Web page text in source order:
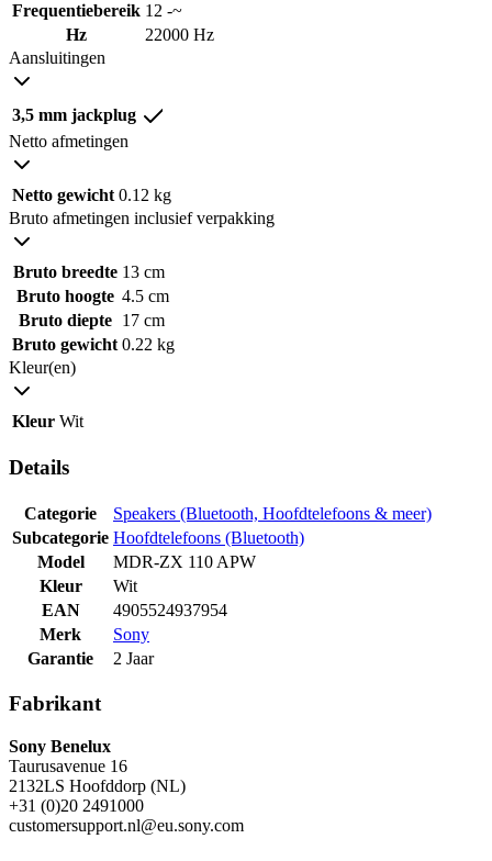
Frequentiebereik 12 -~
Hz
22000 Hz
Aansluitingen
3,5 mm jackplug
Netto afmetingen
Netto gewicht 0.12 kg
Bruto afmetingen inclusief verpakking
Bruto breedte 13 cm
Bruto hoogte 4.5 cm
Bruto diepte
17 cm
Bruto gewicht 0.22 kg
Kleur(en)
Kleur Wit
Details
Categorie
Speakers (Bluetooth, Hoofdtelefoons & meer)
Subcategorie Hoofdtelefoons (Bluetooth)
Model
MDR-ZX 110 APW
Kleur
Wit
EAN
4905524937954
Merk
Sony
Garantie
2 Jaar
Fabrikant
Sony Benelux
Taurusavenue 16
2132LS Hoofddorp (NL)
+31 (0)20 2491000
customersupport.nl@eu.sony.com